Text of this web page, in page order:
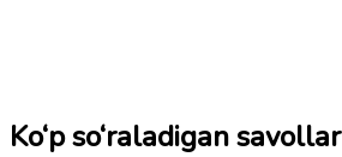
Ko‘p so‘raladigan savollar